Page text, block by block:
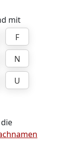
mit
F
N
U